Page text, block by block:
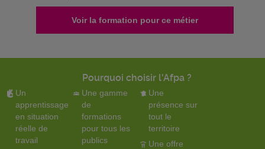
Voir la formation pour ce métier
Pourquoi choisir l'Afpa ?
Un
apprentissage
en situation
réelle de
travail
Une gamme
de
formations
pour tous les
publics
Une
présence sur
tout le
territoire
Une offre